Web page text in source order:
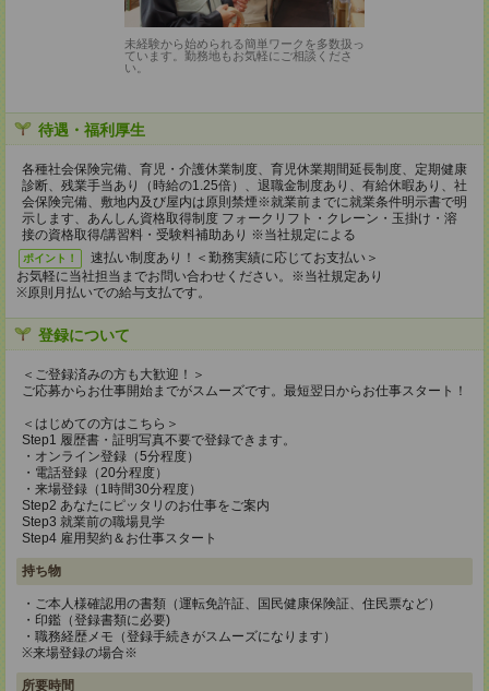
未経験から始められる簡単ワークを多数扱っ
ています。勤務地もお気軽にご相談くださ
い。
待遇・福利厚生
各種社会保険完備、育児・介護休業制度、育児休業期間延長制度、定期健康
診断、残業手当あり（時給の1.25倍）、退職金制度あり、有給休暇あり、社
会保険完備、敷地内及び屋内は原則禁煙※就業前までに就業条件明示書で明
示します、あんしん資格取得制度 フォークリフト・クレーン・玉掛け・溶
接の資格取得/講習料・受験料補助あり ※当社規定による
ポイント！
速払い制度あり！＜勤務実績に応じてお支払い＞
お気軽に当社担当までお問い合わせください。※当社規定あり
※原則月払いでの給与支払です。
登録について
＜ご登録済みの方も大歓迎！＞
ご応募からお仕事開始までがスムーズです。最短翌日からお仕事スタート！
＜はじめての方はこちら＞
Step1 履歴書・証明写真不要で登録できます。
・オンライン登録（5分程度）
・電話登録（20分程度）
・来場登録（1時間30分程度）
Step2 あなたにピッタリのお仕事をご案内
Step3 就業前の職場見学
Step4 雇用契約＆お仕事スタート
持ち物
・ご本人様確認用の書類（運転免許証、国民健康保険証、住民票など）
・印鑑（登録書類に必要)
・職務経歴メモ（登録手続きがスムーズになります）
※来場登録の場合※
所要時間